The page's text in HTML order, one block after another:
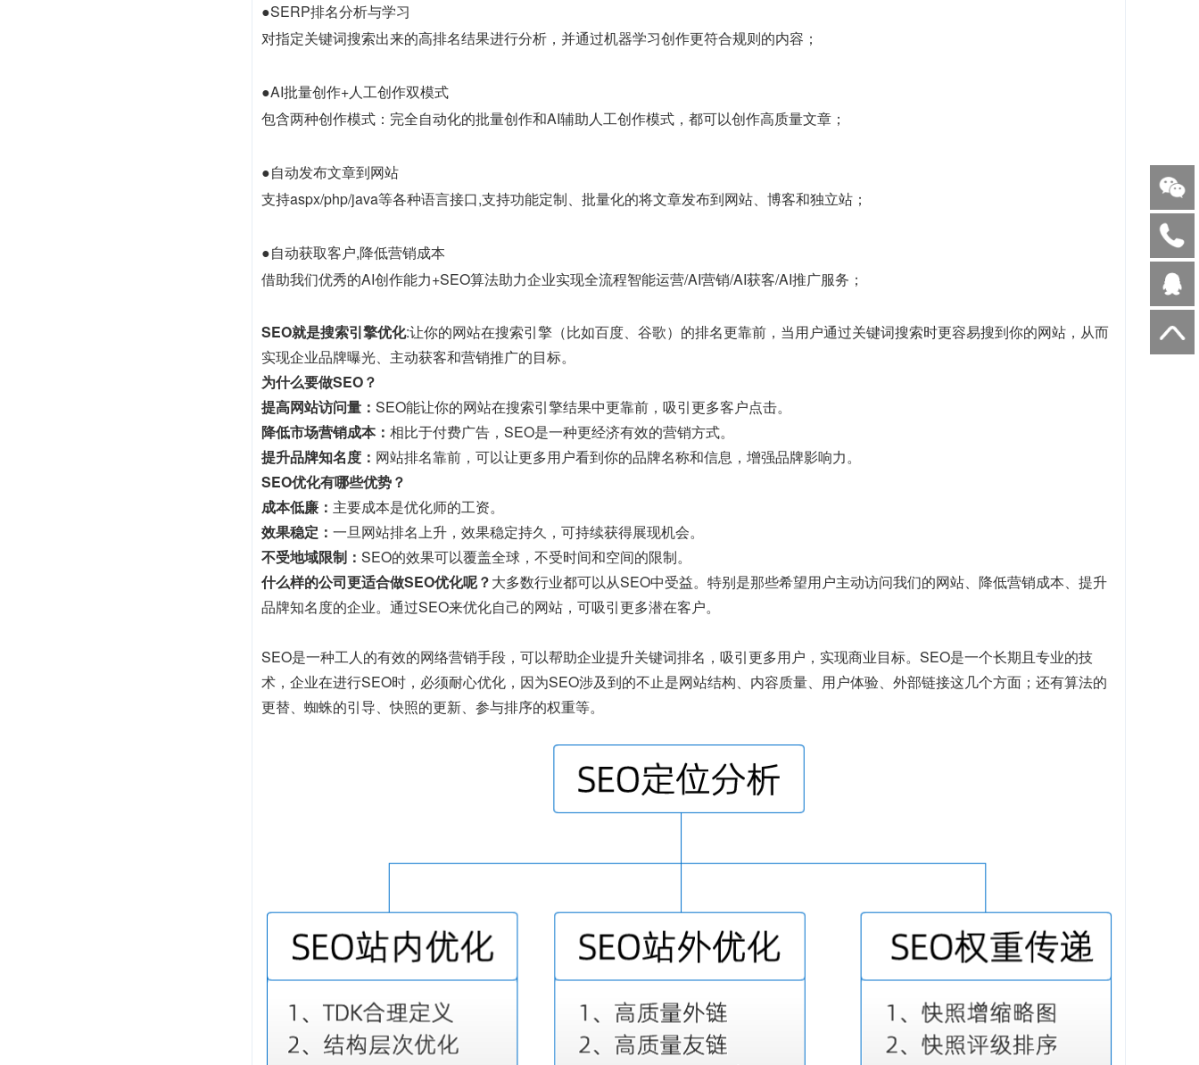
●SERP排名分析与学习
对指定关键词搜索出来的高排名结果进行分析，并通过机器学习创作更符合规则的内容；
●AI批量创作+人工创作双模式
包含两种创作模式：完全自动化的批量创作和AI辅助人工创作模式，都可以创作高质量文章；
●自动发布文章到网站
支持aspx/php/java等各种语言接口,支持功能定制、批量化的将文章发布到网站、博客和独立站；
●自动获取客户,降低营销成本
借助我们优秀的AI创作能力+SEO算法助力企业实现全流程智能运营/AI营销/AI获客/AI推广服务；
SEO就是搜索引擎优化:让你的网站在搜索引擎（比如百度、谷歌）的排名更靠前，当用户通过关键词搜索时更容易搜到你的网站，从而
实现企业品牌曝光、主动获客和营销推广的目标。
为什么要做SEO？
提高网站访问量： SEO能让你的网站在搜索引擎结果中更靠前，吸引更多客户点击。
降低市场营销成本： 相比于付费广告，SEO是一种更经济有效的营销方式。
提升品牌知名度： 网站排名靠前，可以让更多用户看到你的品牌名称和信息，增强品牌影响力。
SEO优化有哪些优势？
成本低廉： 主要成本是优化师的工资。
效果稳定： 一旦网站排名上升，效果稳定持久，可持续获得展现机会。
不受地域限制： SEO的效果可以覆盖全球，不受时间和空间的限制。
什么样的公司更适合做SEO优化呢？大多数行业都可以从SEO中受益。特别是那些希望用户主动访问我们的网站、降低营销成本、提升
品牌知名度的企业。通过SEO来优化自己的网站，可吸引更多潜在客户。
SEO是一种工人的有效的网络营销手段，可以帮助企业提升关键词排名，吸引更多用户，实现商业目标。SEO是一个长期且专业的技
术，企业在进行SEO时，必须耐心优化，因为SEO涉及到的不止是网站结构、内容质量、用户体验、外部链接这几个方面；还有算法的
更替、蜘蛛的引导、快照的更新、参与排序的权重等。